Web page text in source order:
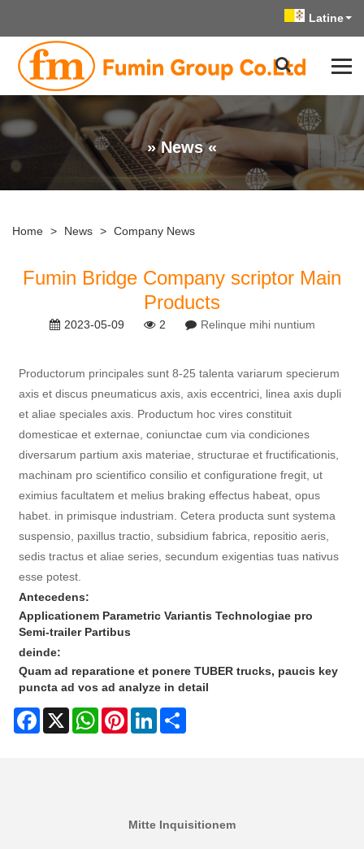
Latine
» News «
Home > News > Company News
Fumin Bridge Company scriptor Main
Products
2023-05-09 2 Relinque mihi nuntium
Productorum principales sunt 8-25 talenta variarum specierum
axis et discus pneumaticus axis, axis eccentrici, linea axis dupli
et aliae speciales axis. Productum hoc vires constituit
domesticae et externae, coniunctae cum via condiciones
diversarum partium axis materiae, structurae et fructificationis,
machinam pro scientifico consilio et configuratione fregit, ut
eximius facultatem et melius braking effectus habeat, opus
habet. in primisque industriam. Cetera producta sunt systema
suspensio, paxillus tractio, subsidium fabrica, repositio aeris,
sedis tractus et aliae series, secundum exigentias tuas nativus
esse potest.
Antecedens:
Applicationem Parametric Variantis Technologiae pro
Semi-trailer Partibus
deinde:
Quam ad reparatione et ponere TUBER trucks, paucis key
puncta ad vos ad analyze in detail
Facebook
X WhatsAppPinterestLinkedIn
Mitte Inquisitionem